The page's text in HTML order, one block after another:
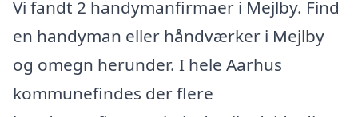
Vi fandt 2 handymanfirmaer i Mejlby. Find
en handyman eller håndværker i Mejlby
og omegn herunder. I hele Aarhus
kommunefindes der flere